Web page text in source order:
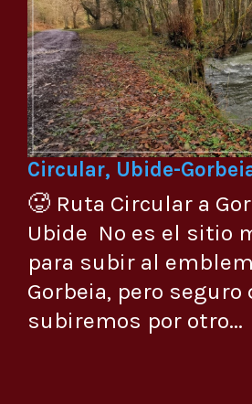
Circular, Ubide-
🥵 Ruta Circular a
Ubide No es el sitio
para subir al
Gorbeia, pero seguro
subiremos por otro...